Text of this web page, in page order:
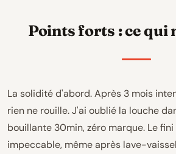
Points forts : ce qui
La solidité d'abord. Après 3 mois
rien ne rouille. J'ai oublié la louche
bouillante 30min, zéro marque. Le
impeccable, même après lave-